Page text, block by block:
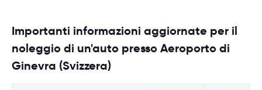
Importanti informazioni aggiornate per il
noleggio di un'auto presso Aeroporto di
Ginevra (Svizzera)